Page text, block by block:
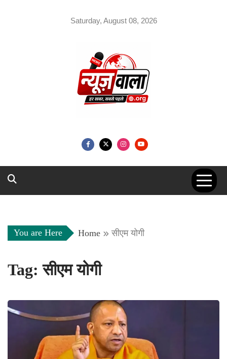
Saturday, August 08, 2026
You are Here Home सीएम योगी
Tag:सीएम योगी